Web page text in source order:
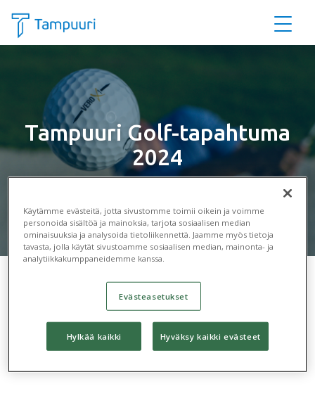
Tampuuri Golf-tapahtuma
2024
Koulutuspäivät
Blogit Asiakaskokemuksia
Käytämme evästeitä, jotta sivustomme toimii oikein ja voimme
personoida sisältöä ja mainoksia, tarjota sosiaalisen median
ominaisuuksia ja analysoida tietoliikennettä. Jaamme myös tietoja
tavasta, jolla käytät sivustoamme sosiaalisen median, mainonta- ja
analytiikkakumppaneidemme kanssa.
Evästeasetukset
Hylkää kaikki Hyväksy kaikki evästeet